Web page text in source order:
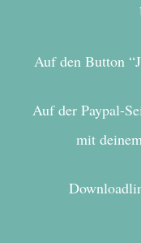
Auf den Button
Auf der Paypal-
mit